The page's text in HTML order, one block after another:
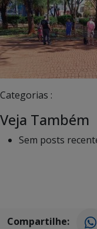
Categorias :
Veja Também
Sem posts
Compartilhe: